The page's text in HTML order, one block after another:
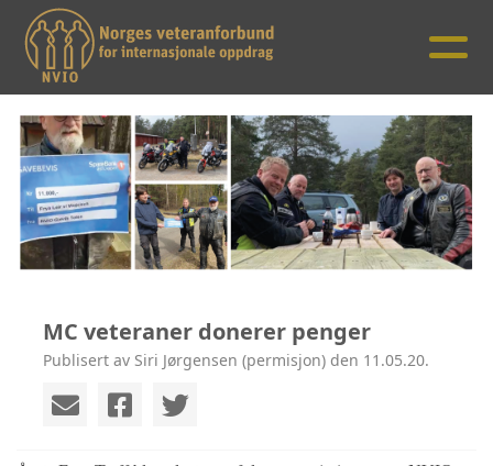
MC veteraner donerer penger
Publisert av Siri Jørgensen (permisjon) den 11.05.20.